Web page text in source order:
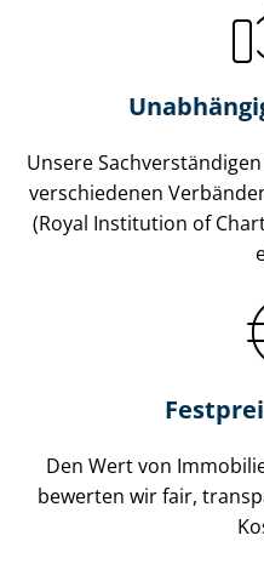
Unsere
verschiedenen
(Royal Institution of
Den Wert von
bewerten wir fair,